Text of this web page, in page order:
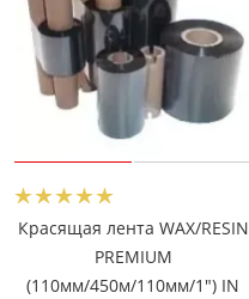
Красящая лента WAX/RESIN
PREMIUM
(110мм/450м/110мм/1") IN